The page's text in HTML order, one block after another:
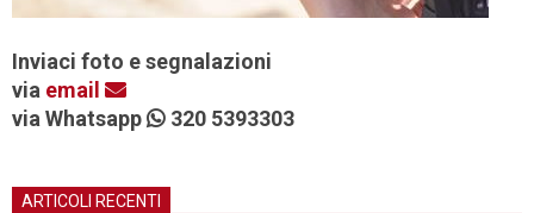
Inviaci foto e segnalazioni
via email
via Whatsapp
320 5393303
ARTICOLI RECENTI